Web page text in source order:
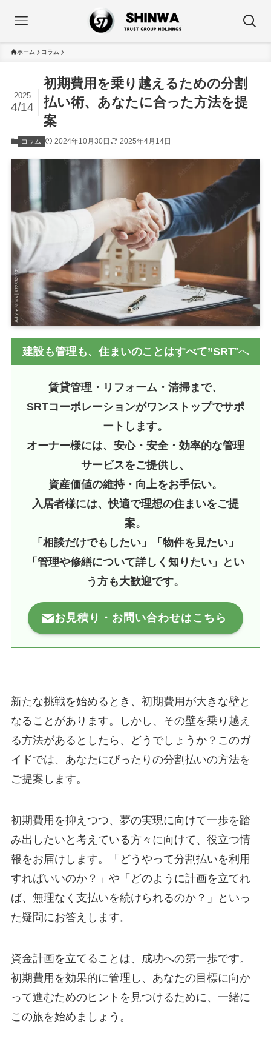
ホーム コラム
初期費用を乗り越えるための分割
払い術、あなたに合った方法を提
案
2025
4/14
コラム 2024年10月30日 2025年4月14日
建設も管理も、住まいのことはすべて”SRT”へ
賃貸管理・リフォーム・清掃まで、
SRTコーポレーションがワンストップでサポ
ートします。
オーナー様には、安心・安全・効率的な管理
サービスをご提供し、
資産価値の維持・向上をお手伝い。
入居者様には、快適で理想の住まいをご提
案。
「相談だけでもしたい」「物件を見たい」
「管理や修繕について詳しく知りたい」とい
う方も大歓迎です。
お見積り・お問い合わせはこちら
新たな挑戦を始めるとき、初期費用が大きな壁と
なることがあります。しかし、その壁を乗り越え
る方法があるとしたら、どうでしょうか？このガ
イドでは、あなたにぴったりの分割払いの方法を
ご提案します。
初期費用を抑えつつ、夢の実現に向けて一歩を踏
み出したいと考えている方々に向けて、役立つ情
報をお届けします。「どうやって分割払いを利用
すればいいのか？」や「どのように計画を立てれ
ば、無理なく支払いを続けられるのか？」といっ
た疑問にお答えします。
資金計画を立てることは、成功への第一歩です。
初期費用を効果的に管理し、あなたの目標に向か
って進むためのヒントを見つけるために、一緒に
この旅を始めましょう。